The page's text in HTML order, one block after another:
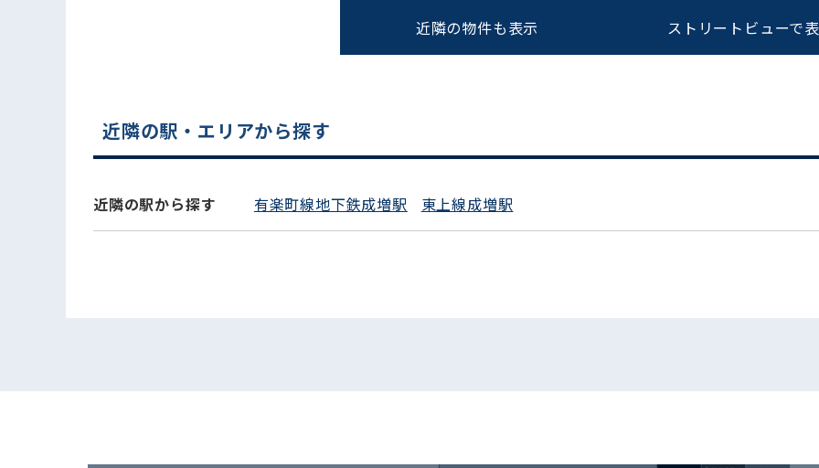
0120-620-213
平日 9:00〜18:00
近隣の物件も表示 ストリートビューで
近隣の駅・エリアから探す
近隣の駅から探す 有楽町線地下鉄成増駅 東上線成増駅